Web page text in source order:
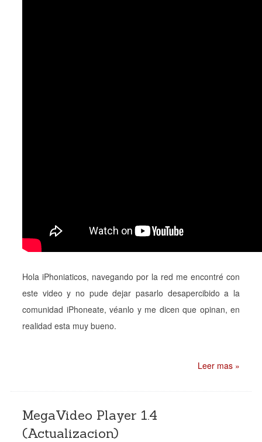
Hola iPhoniaticos, navegando por la red me encontré con
este video y no pude dejar pasarlo desapercibido a la
comunidad iPhoneate, véanlo y me dicen que opinan, en
realidad esta muy bueno.
Leer mas »
MegaVideo Player 1.4
(Actualizacion)